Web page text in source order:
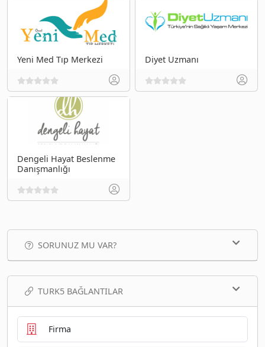
Yeni Med Tıp Merkezi Diyet Uzmanı
Dengeli Hayat Beslenme
Danışmanlığı
SORUNUZ MU VAR?
TURK5 BAĞLANTILAR
Firma